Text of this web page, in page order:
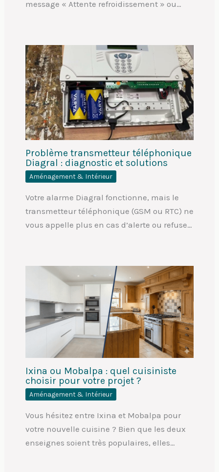
message « Attente refroidissement » ou…
Problème transmetteur téléphonique
Diagral : diagnostic et solutions
Aménagement & Intérieur
Votre alarme Diagral fonctionne, mais le
transmetteur téléphonique (GSM ou RTC) ne
vous appelle plus en cas d’alerte ou refuse…
Ixina ou Mobalpa : quel cuisiniste
choisir pour votre projet ?
Aménagement & Intérieur
Vous hésitez entre Ixina et Mobalpa pour
votre nouvelle cuisine ? Bien que les deux
enseignes soient très populaires, elles…